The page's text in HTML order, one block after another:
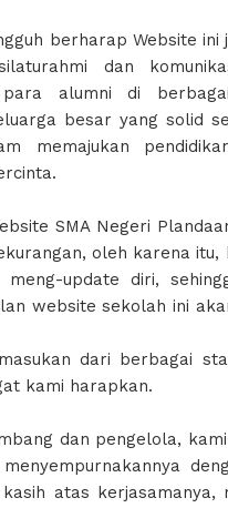
berharap Website ini
dan
alumni di
besar yang solid
memajukan
SMA Negeri
oleh karena itu,
update diri,
website sekolah ini
dari berbagai
kami harapkan.
dan pengelola,
atas kerjasamanya,